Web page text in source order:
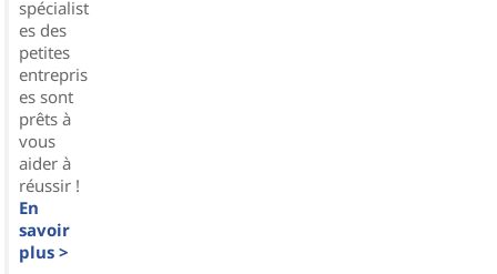
spécialist
es des
petites
entrepris
es sont
prêts à
vous
aider à
réussir !
En
savoir
plus >